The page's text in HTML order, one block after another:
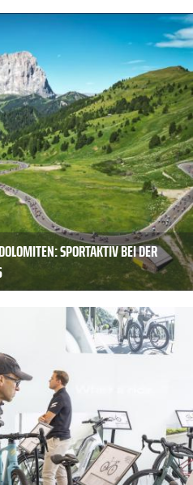
SPORTAKTIV BEI DER